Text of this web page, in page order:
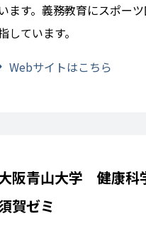
います。義務教育にスポー
しています。
Webサイトはこちら
阪青山大学 健康科
賀ゼミ